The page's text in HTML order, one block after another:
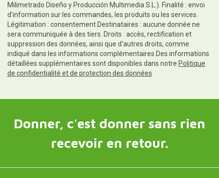
Milimetrado Diseño y Producción Multimedia S.L.). Finalité : envoi
d'information sur les commandes, les produits ou les services.
Légitimation : consentement.Destinataires : aucune donnée ne
sera communiquée à des tiers. Droits : accès, rectification et
suppression des données, ainsi que d'autres droits, comme
indiqué dans les informations complémentaires.Des informations
détaillées supplémentaires sont disponibles dans notre Politique
de confidentialité et de protection des données
Donner, c'est donner sans rien
recevoir en retour.